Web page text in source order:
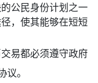
公民身份计划之一
，使其能够在短短
易都必须遵守政府
。